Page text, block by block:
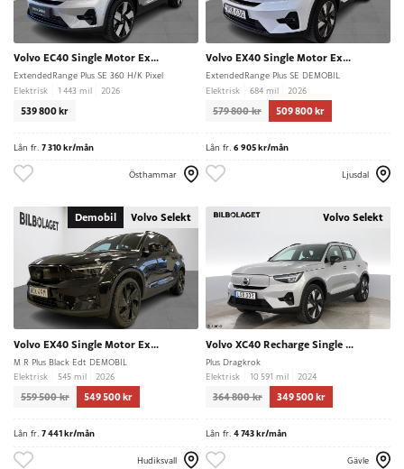
Volvo EC40 Single Motor Extended Range
ExtendedRange Plus SE 360 H/K Pixel
Elektrisk
1 443 mil 2026
539 800 kr
Lån fr. 7 310 kr/mån
Östhammar
Volvo EX40 Single Motor Extended Range
ExtendedRange Plus SE DEMOBIL
Elektrisk
684 mil 2026
579 800 kr 509 800 kr
Lån fr. 6 905 kr/mån
Ljusdal
Demobil Volvo Selekt
Volvo EX40 Single Motor Extended Range
M R Plus Black Edt DEMOBIL
Elektrisk
545 mil 2026
559 500 kr 549 500 kr
Lån fr. 7 441 kr/mån
Hudiksvall
Volvo Selekt
Volvo XC40 Recharge Single Motor Extended Range
Plus Dragkrok
Elektrisk
10 591 mil 2024
364 800 kr 349 500 kr
Lån fr. 4 743 kr/mån
Gävle